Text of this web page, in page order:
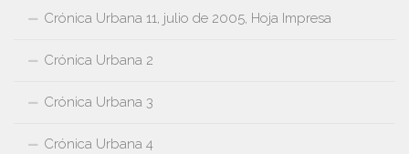
Crónica Urbana 11, julio de 2005, Hoja Impresa
Crónica Urbana 2
Crónica Urbana 3
Crónica Urbana 4